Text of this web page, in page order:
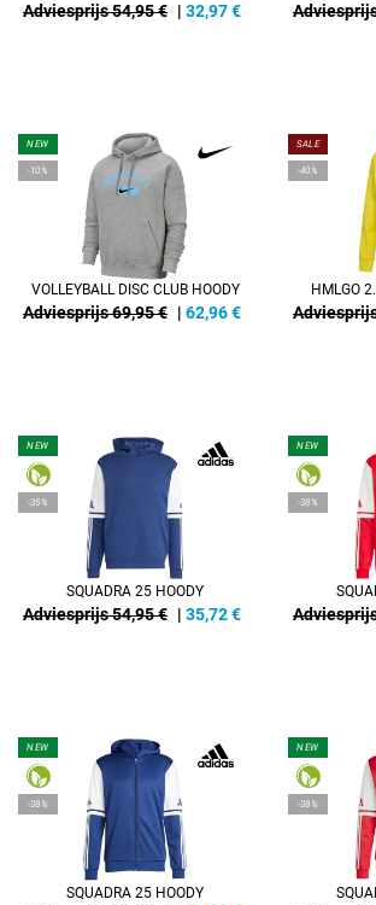
Adviesprijs 54,95 € | 32,97€
NEW
-10%
VOLLEYBALL DISC CLUB HOODY
Adviesprijs 69,95 € | 62,96€
SALE
-40%
HMLGO
NEW
-35%
SQUADRA 25 HOODY
Adviesprijs 54,95 € | 35,72€
NEW
-38%
NEW
-38%
SQUADRA 25 HOODY
NEW
-38%